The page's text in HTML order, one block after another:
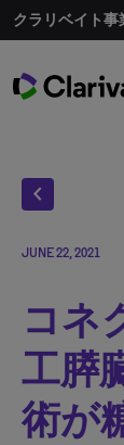
クラリベイト事
chevron_left
JUNE 22, 2021
コネ
工膵
術が